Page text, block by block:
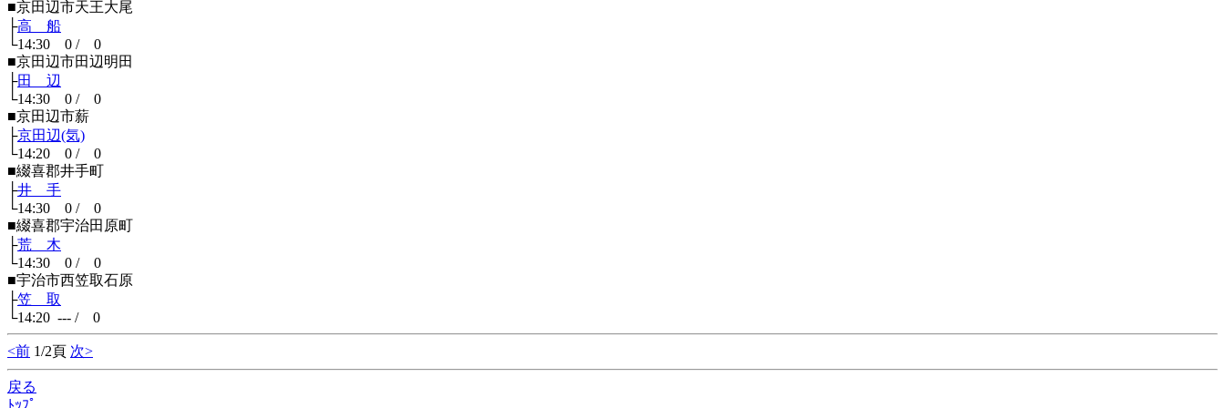
■京田辺市天王大尾
├高 船
└14:30 0 / 0
■京田辺市田辺明田
├田 辺
└14:30 0 / 0
■京田辺市薪
├京田辺(気)
└14:20 0 / 0
■綴喜郡井手町
├井 手
└14:30 0 / 0
■綴喜郡宇治田原町
├荒 木
└14:30 0 / 0
■宇治市西笠取石原
├笠 取
└14:20 --- / 0
<前 1/2頁 次>
戻る
ﾄｯﾌﾟ